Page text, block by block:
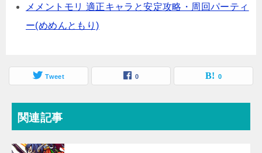
メメントモリ 適正キャラと安定攻略・周回パーティ
ー(めめんともり)
Tweet 0 0
関連記事